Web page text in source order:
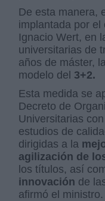
De esta manera,
implantada por el
Ignacio Wert, en
universitarias de
años de máster,
modelo del 3+2.
Esta medida se
Decreto de
Universitarias
estudios de
dirigidas a la
agilización de
los títulos, así
innovación de
afirmó el ministro.